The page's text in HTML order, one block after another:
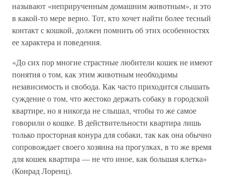
называют «неприрученным домашним животным», и это
в какой-то мере верно. Тот, кто хочет найти более тесный
контакт с кошкой, должен помнить об этих особенностях
ее характера и поведения.
«До сих пор многие страстные любители кошек не имеют
понятия о том, как этим животным необходимы
независимость и свобода. Как часто приходится слышать
суждение о том, что жестоко держать собаку в городской
квартире, но я никогда не слышал, чтобы то же самое
говорили о кошке. В действительности квартира лишь
только просторная конура для собаки, так как она обычно
сопровождает своего хозяина на прогулках, в то же время
для кошек квартира — не что иное, как большая клетка»
(Конрад Лоренц).